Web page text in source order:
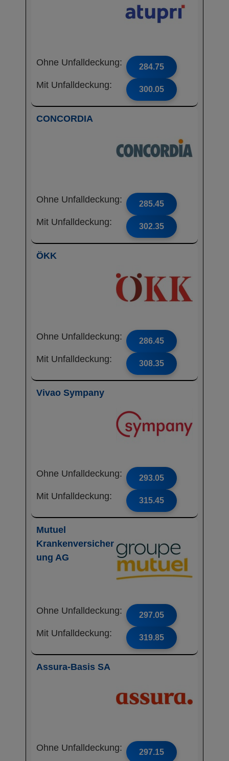
Ohne Unfalldeckung: 284.75
Mit Unfalldeckung: 300.05
CONCORDIA
Ohne Unfalldeckung: 285.45
Mit Unfalldeckung: 302.35
ÖKK
Ohne Unfalldeckung: 286.45
Mit Unfalldeckung: 308.35
Vivao Sympany
Ohne Unfalldeckung: 293.05
Mit Unfalldeckung: 315.45
Mutuel
Krankenversicher
ung AG
Ohne Unfalldeckung: 297.05
Mit Unfalldeckung: 319.85
Assura-Basis SA
Ohne Unfalldeckung: 297.15